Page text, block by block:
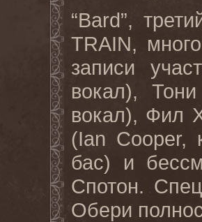
“Bard”,
TRAIN,
записи
вокал),
вокал), Фил
(Ian Cooper,
бас) и
Спотон.
Обери